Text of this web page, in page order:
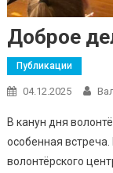
Доброе
Публикации
04.12.2025
В канун дня
особенная
волонтёрского